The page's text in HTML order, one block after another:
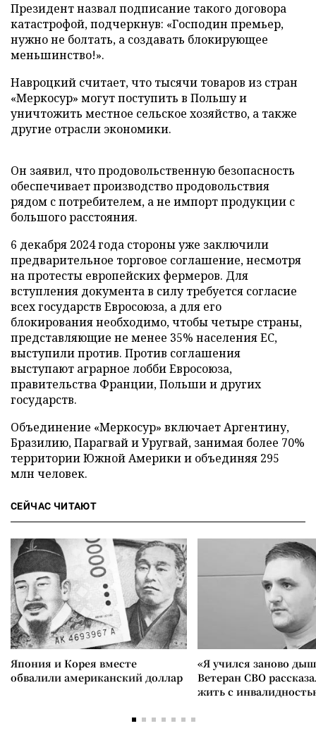
Президент назвал подписание такого договора
катастрофой, подчеркнув: «Господин премьер,
нужно не болтать, а создавать блокирующее
меньшинство!».
Навроцкий считает, что тысячи товаров из стран
«Меркосур» могут поступить в Польшу и
уничтожить местное сельское хозяйство, а также
другие отрасли экономики.
Он заявил, что продовольственную безопасность
обеспечивает производство продовольствия
рядом с потребителем, а не импорт продукции с
большого расстояния.
6 декабря 2024 года стороны уже заключили
предварительное торговое соглашение, несмотря
на протесты европейских фермеров. Для
вступления документа в силу требуется согласие
всех государств Евросоюза, а для его
блокирования необходимо, чтобы четыре страны,
представляющие не менее 35% населения ЕС,
выступили против. Против соглашения
выступают аграрное лобби Евросоюза,
правительства Франции, Польши и других
государств.
Объединение «Меркосур» включает Аргентину,
Бразилию, Парагвай и Уругвай, занимая более 70%
территории Южной Америки и объединяя 295
млн человек.
СЕЙЧАС ЧИТАЮТ
Япония и Корея вместе
обвалили американский доллар
«Я учился заново
Ветеран СВО
жить с